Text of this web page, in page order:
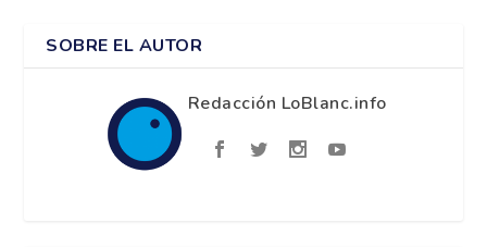
SOBRE EL AUTOR
Redacción LoBlanc.info